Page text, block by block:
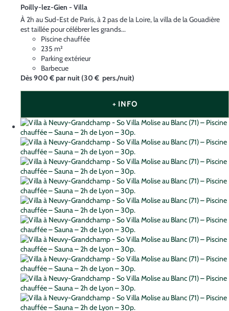
Poilly-lez-Gien - Villa
À 2h au Sud-Est de Paris, à 2 pas de la Loire, la villa de la Gouadière
est taillée pour célébrer les grands...
Piscine chauffée
235 m²
Parking extérieur
Barbecue
Dès900 €par nuit(30 € pers./nuit)
+ INFO